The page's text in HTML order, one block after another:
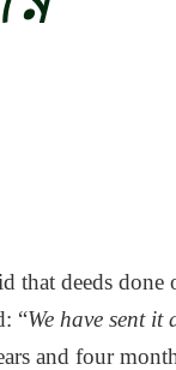
that deeds
“We have sent
and four